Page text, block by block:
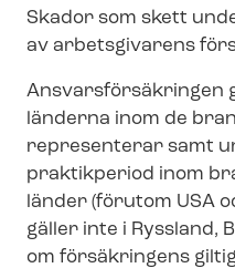
Skador som skett
av arbetsgivarens
An­svars­för­säk­ring­en
länderna inom de
representerar samt
praktikperiod inom
länder (förutom USA
gäller inte i Ryssland,
om försäkringens